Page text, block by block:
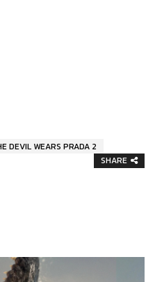
DEVIL WEARS PRADA 2
SHARE